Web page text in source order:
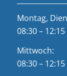
Montag,
08:30 –
Mittwoch:
08:30 –